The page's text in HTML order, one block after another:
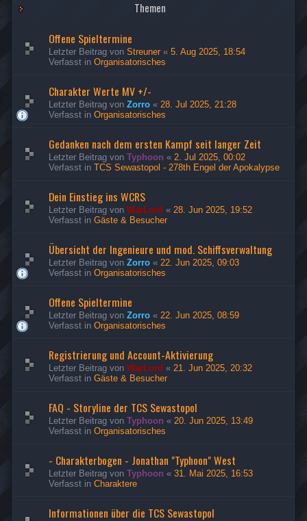
Themen
Offene Spieltermine
Letzter Beitrag von Streuner « 5. Aug 2025, 18:54
Verfasst in Organisatorisches
Charakter Werte MV +/-
Letzter Beitrag von Zorro « 28. Jul 2025, 21:28
Verfasst in Organisatorisches
Gedanken nach dem ersten Kampf seit langer Zeit
Letzter Beitrag von Typhoon « 2. Jul 2025, 00:02
Verfasst in TCS Sewastopol - 278th Engel der Apokalypse
Dein Einstieg ins WCRS
Letzter Beitrag von WarLord « 28. Jun 2025, 19:52
Verfasst in Gäste & Besucher
Übersicht der Ingenieure und mod. Schiffsverwaltung
Letzter Beitrag von Zorro « 22. Jun 2025, 09:03
Verfasst in Organisatorisches
Offene Spieltermine
Letzter Beitrag von Zorro « 22. Jun 2025, 08:59
Verfasst in Organisatorisches
Registrierung und Account-Aktivierung
Letzter Beitrag von WarLord « 21. Jun 2025, 20:32
Verfasst in Gäste & Besucher
FAQ - Storyline der TCS Sewastopol
Letzter Beitrag von Typhoon « 20. Jun 2025, 13:49
Verfasst in Organisatorisches
- Charakterbogen - Jonathan "Typhoon" West
Letzter Beitrag von Typhoon « 31. Mai 2025, 16:53
Verfasst in Charaktere
Informationen über die TCS Sewastopol